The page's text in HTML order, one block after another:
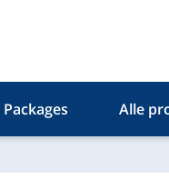
Packages Alle